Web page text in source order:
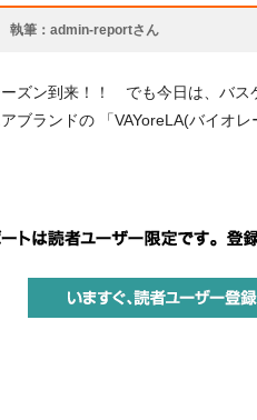
執筆 admin-reportさん
ズン到来！！ でも今日は、バス
ブランドの 「VAYoreLA(バイオ